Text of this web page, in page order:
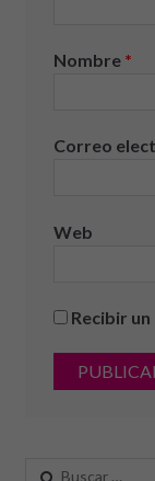
Nombre *
Correo
Web
Recibir
Buscar: